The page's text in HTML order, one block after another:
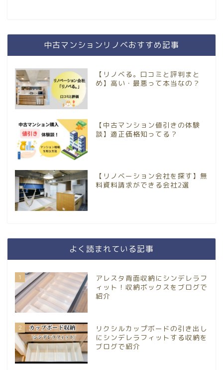
中古マンションリノベおすすめ記事
【リノベる。口コミと評判まと
め】高い・最悪って本当なの？
【中古マンション値引きの体験
談】適正価格知ってる？
【リノベーション会社を探す】無
料資料請求ができる会社2選
よく読まれている記事
1
アレスタ背面収納にシンデレラフ
ィット！収納ボックスをブログで
紹介
2
リクシルカップボードの引き出し
にシンデレラフィットする収納を
ブログで紹介